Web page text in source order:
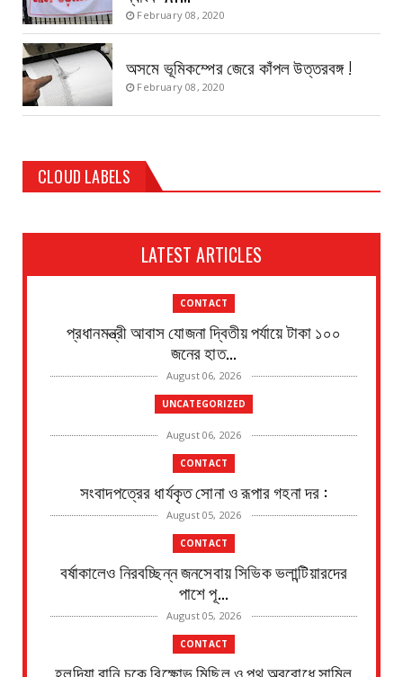
February 08, 2020
অসমে ভূমিকম্পের জেরে কাঁপল উত্তরবঙ্গ !
February 08, 2020
CLOUD LABELS
LATEST ARTICLES
CONTACT
প্রধানমন্ত্রী আবাস যোজনা দ্বিতীয় পর্যায়ে টাকা ১০০
জনের হাত...
August 06, 2026
UNCATEGORIZED
August 06, 2026
CONTACT
সংবাদপত্রের ধার্যকৃত সোনা ও রূপার গহনা দর :
August 05, 2026
CONTACT
বর্ষাকালেও নিরবচ্ছিন্ন জনসেবায় সিভিক ভলান্টিয়ারদের
পাশে পূ...
August 05, 2026
CONTACT
হলদিয়া রানি চকে বিক্ষোভ মিছিল ও পথ অবরোধে সামিল